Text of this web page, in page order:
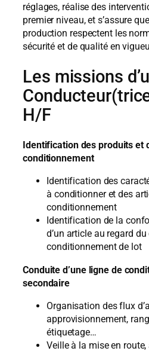
réglages, réalise des
premier niveau, et s’assure
production respectent les
sécurité et de qualité en
Les missions
H/F
Identification des produits et
conditionnement
Identification des
à conditionner et des
conditionnement
Identification de la
d’un article au regard
conditionnement de lot
Conduite d’une ligne de
secondaire
Organisation des flux
approvisionnement,
étiquetage…
Veille à la mise en route,